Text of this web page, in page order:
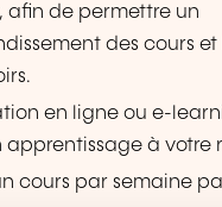
afin de permettre un
des cours
en ligne ou e-
apprentissage à votre
cours par semaine